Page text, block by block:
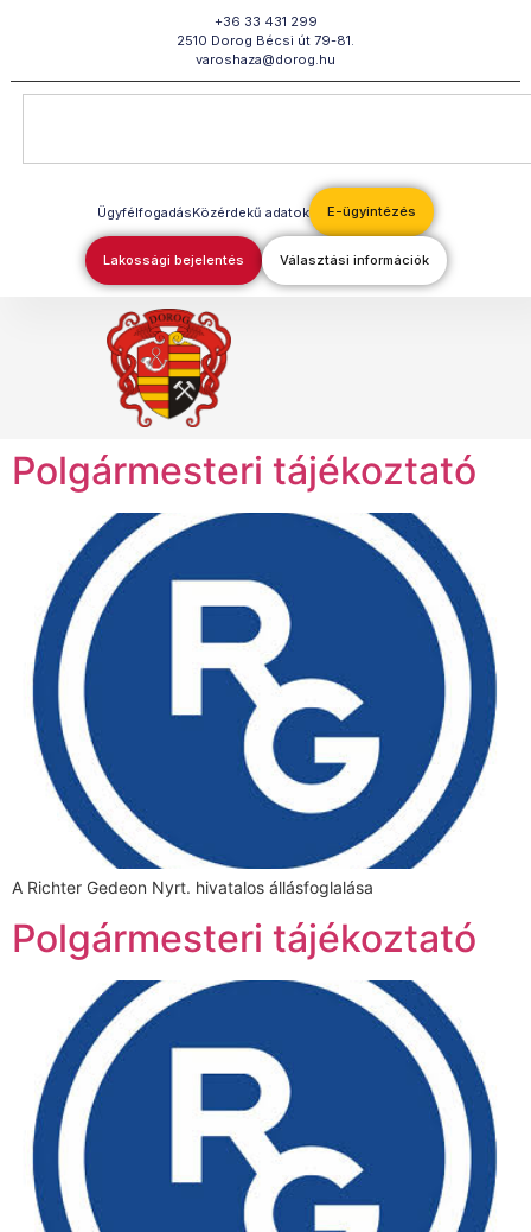
+36 33 431 299
2510 Dorog Bécsi út 79-81.
varoshaza@dorog.hu
ÜgyfélfogadásKözérdekű adatok E-ügyintézés
Lakossági bejelentés Választási információk
Polgármesteri tájékoztató
A Richter Gedeon Nyrt. hivatalos állásfoglalása
Polgármesteri tájékoztató